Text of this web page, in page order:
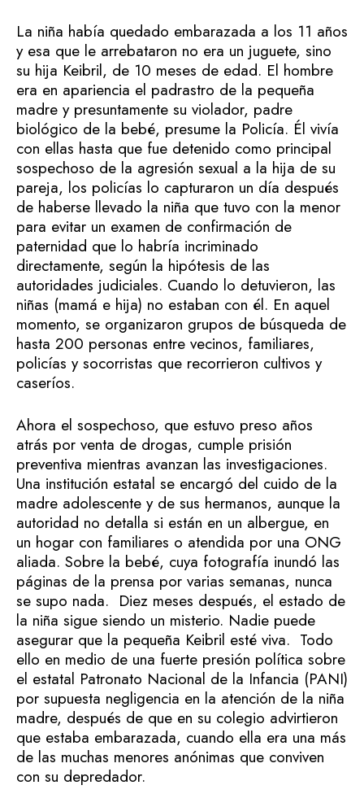
La niña había quedado embarazada a los 11 años
y esa que le arrebataron no era un juguete, sino
su hija Keibril, de 10 meses de edad. El hombre
era en apariencia el padrastro de la pequeña
madre y presuntamente su violador, padre
biológico de la bebé, presume la Policía. Él vivía
con ellas hasta que fue detenido como principal
sospechoso de la agresión sexual a la hija de su
pareja, los policías lo capturaron un día después
de haberse llevado la niña que tuvo con la menor
para evitar un examen de confirmación de
paternidad que lo habría incriminado
directamente, según la hipótesis de las
autoridades judiciales. Cuando lo detuvieron, las
niñas (mamá e hija) no estaban con él. En aquel
momento, se organizaron grupos de búsqueda de
hasta 200 personas entre vecinos, familiares,
policías y socorristas que recorrieron cultivos y
caseríos.
Ahora el sospechoso, que estuvo preso años
atrás por venta de drogas, cumple prisión
preventiva mientras avanzan las investigaciones.
Una institución estatal se encargó del cuido de la
madre adolescente y de sus hermanos, aunque la
autoridad no detalla si están en un albergue, en
un hogar con familiares o atendida por una ONG
aliada. Sobre la bebé, cuya fotografía inundó las
páginas de la prensa por varias semanas, nunca
se supo nada. Diez meses después, el estado de
la niña sigue siendo un misterio. Nadie puede
asegurar que la pequeña Keibril esté viva. Todo
ello en medio de una fuerte presión política sobre
el estatal Patronato Nacional de la Infancia (PANI)
por supuesta negligencia en la atención de la niña
madre, después de que en su colegio advirtieron
que estaba embarazada, cuando ella era una más
de las muchas menores anónimas que conviven
con su depredador.